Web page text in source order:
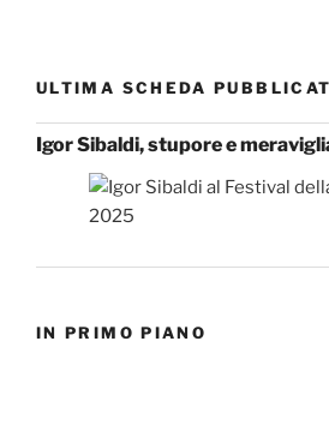
ULTIMA SCHEDA
Igor Sibaldi, stupore e
IN PRIMO PIANO